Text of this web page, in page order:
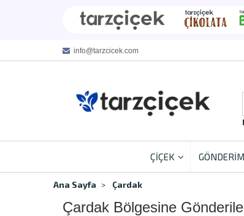
info@tarzcicek.com
ÇİÇEK
Ana Sayfa Çardak
Çardak Bölgesine